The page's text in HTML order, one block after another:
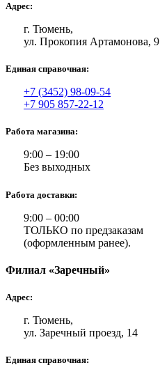
Адрес:
г. Тюмень,
ул. Прокопия Артамонова, 9
Единая справочная:
+7 (3452) 98-09-54
+7 905 857-22-12
Работа магазина:
9:00 – 19:00
Без выходных
Работа доставки:
9:00 – 00:00
ТОЛЬКО по предзаказам
(оформленным ранее).
Филиал «Заречный»
Адрес:
г. Тюмень,
ул. Заречный проезд, 14
Единая справочная: